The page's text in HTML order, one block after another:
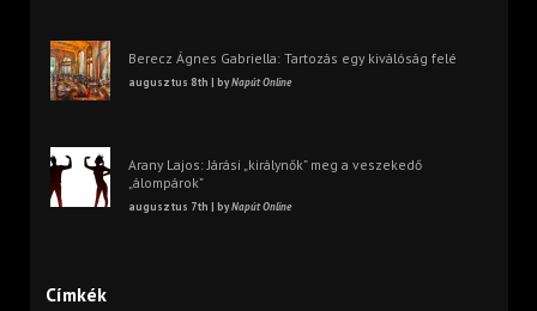
Berecz Ágnes Gabriella: Tartozás egy kiválóság felé
augusztus 8th | byNapút Online
Arany Lajos: Járási „királynők” meg a veszekedő
„álompárok”
augusztus 7th | byNapút Online
Címkék